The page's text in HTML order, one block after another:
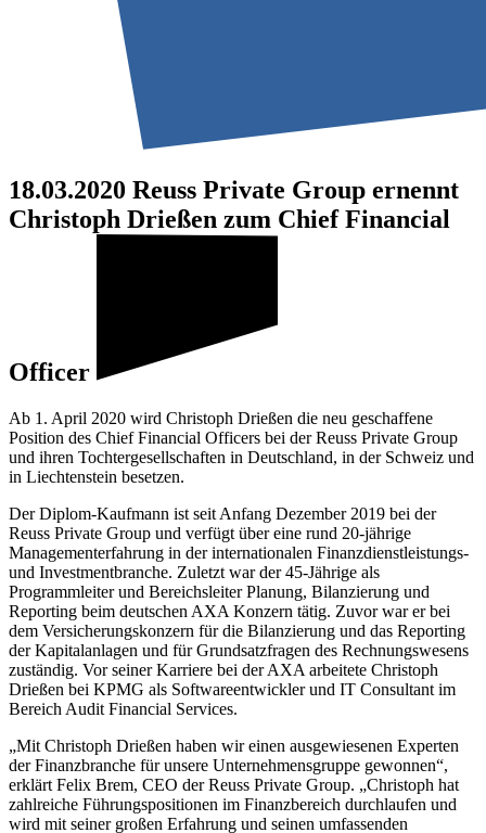
18.03.2020 Reuss Private Group ernennt
Christoph Drießen zum Chief Financial
Officer
Ab 1. April 2020 wird Christoph Drießen die neu geschaffene
Position des Chief Financial Officers bei der Reuss Private Group
und ihren Tochtergesellschaften in Deutschland, in der Schweiz und
in Liechtenstein besetzen.
Der Diplom-Kaufmann ist seit Anfang Dezember 2019 bei der
Reuss Private Group und verfügt über eine rund 20-jährige
Managementerfahrung in der internationalen Finanzdienstleistungs-
und Investmentbranche. Zuletzt war der 45-Jährige als
Programmleiter und Bereichsleiter Planung, Bilanzierung und
Reporting beim deutschen AXA Konzern tätig. Zuvor war er bei
dem Versicherungskonzern für die Bilanzierung und das Reporting
der Kapitalanlagen und für Grundsatzfragen des Rechnungswesens
zuständig. Vor seiner Karriere bei der AXA arbeitete Christoph
Drießen bei KPMG als Softwareentwickler und IT Consultant im
Bereich Audit Financial Services.
„Mit Christoph Drießen haben wir einen ausgewiesenen Experten
der Finanzbranche für unsere Unternehmensgruppe gewonnen“,
erklärt Felix Brem, CEO der Reuss Private Group. „Christoph hat
zahlreiche Führungspositionen im Finanzbereich durchlaufen und
wird mit seiner großen Erfahrung und seinen umfassenden